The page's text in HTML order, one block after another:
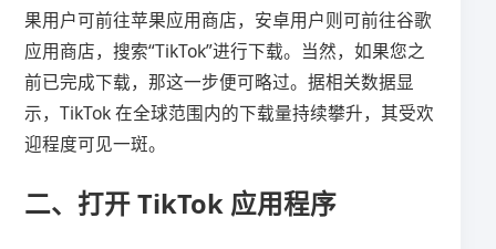
果用户可前往苹果应用商店，安卓用户则可前往谷歌
应用商店，搜索“TikTok”进行下载。当然，如果您之
前已完成下载，那这一步便可略过。据相关数据显
示，TikTok 在全球范围内的下载量持续攀升，其受欢
迎程度可见一斑。
二、打开 TikTok 应用程序